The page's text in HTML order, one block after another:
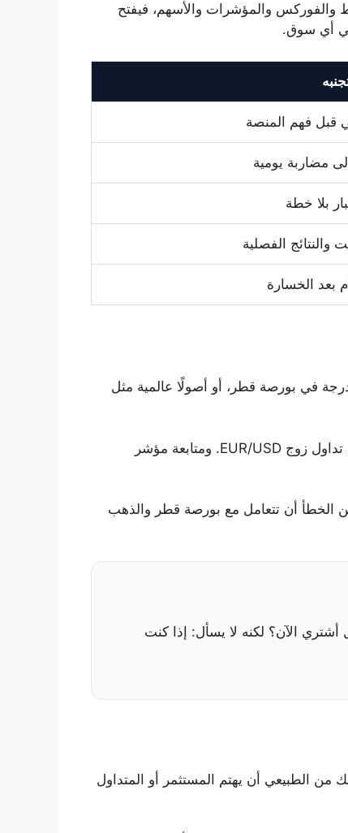
والفوركس والمؤشرات والأسهم، فيفتح
في أي سوق.
فهم المنصة
مضاربة يومية
بلا خطة
والنتائج الفصلية
بعد الخسارة
في بورصة قطر، أو أصولًا عالمية مثل
لكن كلمة “التداول” واسعة جدًا. شراء سهم قطري محلي ليس مثل تداول الذهب XAU/USD. وتداول النفط ليس مثل تداول زوج EUR/USD. ومتابعة مؤشر
الخطأ أن تتعامل مع بورصة قطر والذهب
الآن؟ لكنه لا يسأل: إذا كنت
من الطبيعي أن يهتم المستثمر أو المتداول